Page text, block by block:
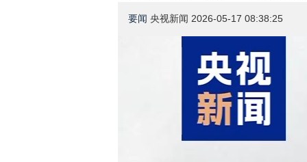
要闻 央视新闻 2026-05-17 08:38:25